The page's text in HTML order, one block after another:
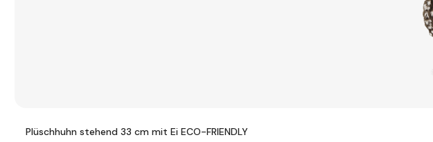
Plüschhuhn stehend 33 cm mit Ei ECO-FRIENDLY